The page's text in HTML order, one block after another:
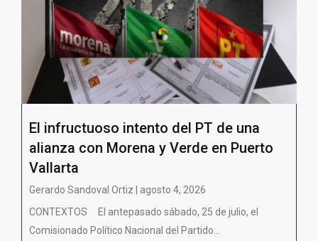
El infructuoso intento del PT de una
alianza con Morena y Verde en Puerto
Vallarta
Gerardo Sandoval Ortiz | agosto 4, 2026
CONTEXTOS El antepasado sábado, 25 de julio, el
Comisionado Político Nacional del Partido...